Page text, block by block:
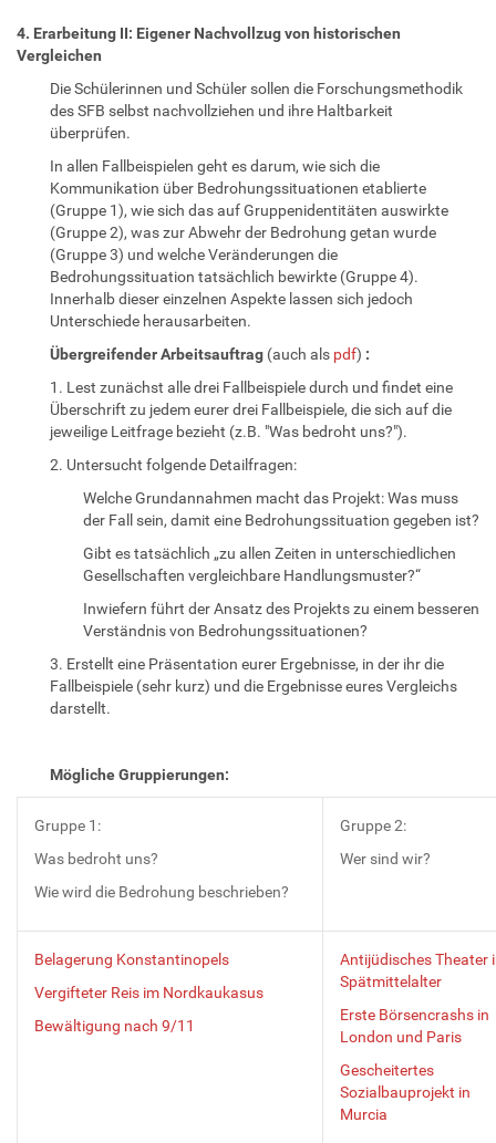
4. Erarbeitung II: Eigener Nachvollzug von historischen
Vergleichen
Die Schülerinnen und Schüler sollen die Forschungsmethodik
des SFB selbst nachvollziehen und ihre Haltbarkeit
überprüfen.
In allen Fallbeispielen geht es darum, wie sich die
Kommunikation über Bedrohungssituationen etablierte
(Gruppe 1), wie sich das auf Gruppenidentitäten auswirkte
(Gruppe 2), was zur Abwehr der Bedrohung getan wurde
(Gruppe 3) und welche Veränderungen die
Bedrohungssituation tatsächlich bewirkte (Gruppe 4).
Innerhalb dieser einzelnen Aspekte lassen sich jedoch
Unterschiede herausarbeiten.
Übergreifender Arbeitsauftrag (auch als pdf) :
1. Lest zunächst alle drei Fallbeispiele durch und findet eine
Überschrift zu jedem eurer drei Fallbeispiele, die sich auf die
jeweilige Leitfrage bezieht (z.B. "Was bedroht uns?").
2. Untersucht folgende Detailfragen:
Welche Grundannahmen macht das Projekt: Was muss
der Fall sein, damit eine Bedrohungssituation gegeben ist?
Gibt es tatsächlich „zu allen Zeiten in unterschiedlichen
Gesellschaften vergleichbare Handlungsmuster?“
Inwiefern führt der Ansatz des Projekts zu einem besseren
Verständnis von Bedrohungssituationen?
3. Erstellt eine Präsentation eurer Ergebnisse, in der ihr die
Fallbeispiele (sehr kurz) und die Ergebnisse eures Vergleichs
darstellt.
Mögliche Gruppierungen:
Gruppe 1:
Was bedroht uns?
Wie wird die Bedrohung beschrieben?
Gruppe 2:
Wer sind wir?
Belagerung Konstantinopels
Vergifteter Reis im Nordkaukasus
Bewältigung nach 9/11
Antijüdisches Theater
Spätmittelalter
Erste Börsencrashs in
London und Paris
Gescheitertes
Sozialbauprojekt in
Murcia